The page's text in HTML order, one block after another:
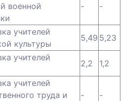
военной
- -
учителей
культуры
5,49 5,23
учителей
2,2 1,2
учителей
труда и
- -